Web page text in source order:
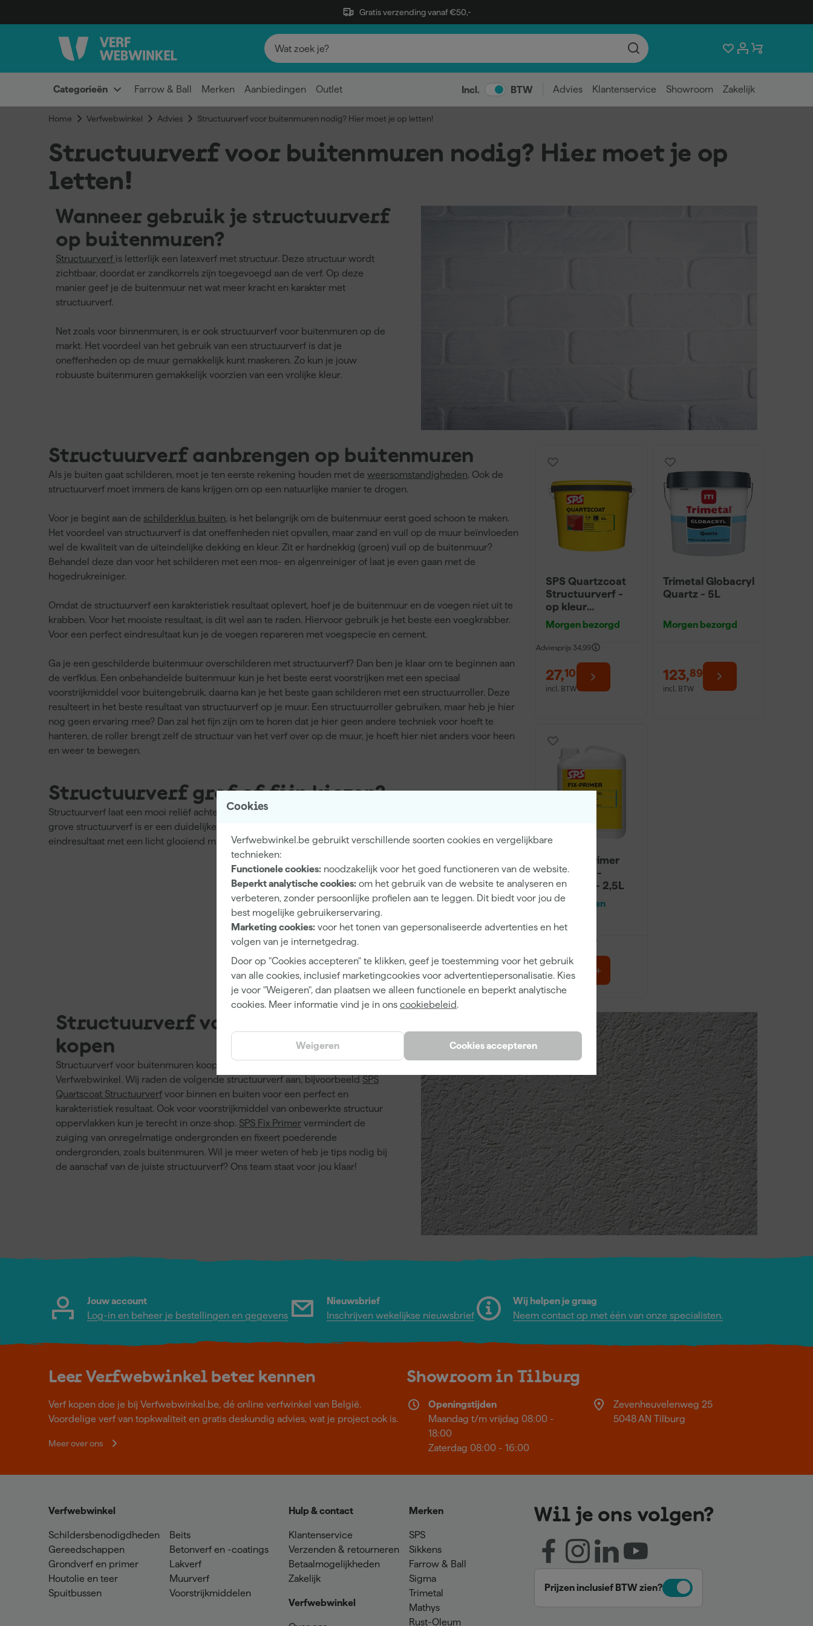
Gratis verzending vanaf €50,-
Categorieën Farrow & Ball Merken Aanbiedingen Outlet Incl. BTW Advies Klantenservice Showroom Zakelijk
Home Verfwebwinkel Advies Structuurverf voor buitenmuren nodig? Hier moet je op letten!
Cookies
Verfwebwinkel.be gebruikt verschillende soorten cookies en vergelijkbare
technieken:
Functionele cookies: noodzakelijk voor het goed functioneren van de website.
Beperkt analytische cookies: om het gebruik van de website te analyseren en
verbeteren, zonder persoonlijke profielen aan te leggen. Dit biedt voor jou de
best mogelijke gebruikerservaring.
Marketing cookies: voor het tonen van gepersonaliseerde advertenties en het
volgen van je internetgedrag.
Door op "Cookies accepteren" te klikken, geef je toestemming voor het gebruik
van alle cookies, inclusief marketingcookies voor advertentiepersonalisatie. Kies
je voor "Weigeren", dan plaatsen we alleen functionele en beperkt analytische
cookies. Meer informatie vind je in ons cookiebeleid.
Cookies accepteren
Weigeren
Structuurverf voor buitenmuren nodig? Hier moet je op
letten!
Wanneer gebruik je structuurverf
op buitenmuren?
Structuurverf is letterlijk een latexverf met structuur. Deze structuur wordt
zichtbaar, doordat er zandkorrels zijn toegevoegd aan de verf. Op deze
manier geef je de buitenmuur net wat meer kracht en karakter met
structuurverf.
Net zoals voor binnenmuren, is er ook structuurverf voor buitenmuren op de
markt. Het voordeel van het gebruik van een structuurverf is dat je
oneffenheden op de muur gemakkelijk kunt maskeren. Zo kun je jouw
robuuste buitenmuren gemakkelijk voorzien van een vrolijke kleur.
Structuurverf aanbrengen op buitenmuren
Als je buiten gaat schilderen, moet je ten eerste rekening houden met de weersomstandigheden. Ook de
structuurverf moet immers de kans krijgen om op een natuurlijke manier te drogen.
Voor je begint aan de schilderklus buiten, is het belangrijk om de buitenmuur eerst goed schoon te maken.
Het voordeel van structuurverf is dat oneffenheden niet opvallen, maar zand en vuil op de muur beïnvloeden
wel de kwaliteit van de uiteindelijke dekking en kleur. Zit er hardnekkig (groen) vuil op de buitenmuur?
Behandel deze dan voor het schilderen met een mos- en algenreiniger of laat je even gaan met de
hogedrukreiniger.
Omdat de structuurverf een karakteristiek resultaat oplevert, hoef je de buitenmuur en de voegen niet uit te
krabben. Voor het mooiste resultaat, is dit wel aan te raden. Hiervoor gebruik je het beste een voegkrabber.
Voor een perfect eindresultaat kun je de voegen repareren met voegspecie en cement.
Ga je een geschilderde buitenmuur overschilderen met structuurverf? Dan ben je klaar om te beginnen aan
de verfklus. Een onbehandelde buitenmuur kun je het beste eerst voorstrijken met een speciaal
voorstrijkmiddel voor buitengebruik, daarna kan je het beste gaan schilderen met een structuurroller. Deze
resulteert in het beste resultaat van structuurverf op je muur. Een structuurroller gebruiken, maar heb je hier
nog geen ervaring mee? Dan zal het fijn zijn om te horen dat je hier geen andere techniek voor hoeft te
hanteren, de roller brengt zelf de structuur van het verf over op de muur, je hoeft hier niet anders voor heen
en weer te bewegen.
Structuurverf grof of fijn kiezen?
Structuurverf laat een mooi reliëf achter op je buitenmuur, je kunt kiezen uit grove en fijne structuurverf. Bij
grove structuurverf is er een duidelijkere patroon zichtbaar dan bij de fijnere verven. Wil je een subtiel
eindresultaat met een licht glooiend muurlandschap dan is dit de juiste keuze.
SPS Quartzcoat
Structuurverf -
op kleur
gemengd - 4L
Morgen bezorgd
Adviesprijs 34,99
27,10
incl. BTW
Trimetal Globacryl
Quartz - 5L
Morgen bezorgd
123,89
incl. BTW
SPS Fix-Primer
Voorstrijk -
Kleurloos - 2,5L
Over 4 dagen
18,15
incl. BTW
Structuurverf voor buitenmuren
kopen
Structuurverf voor buitenmuren koop je eenvoudig en snel bij
Verfwebwinkel. Wij raden de volgende structuurverf aan, bijvoorbeeld SPS
Quartscoat Structuurverf voor binnen en buiten voor een perfect en
karakteristiek resultaat. Ook voor voorstrijkmiddel van onbewerkte structuur
oppervlakken kun je terecht in onze shop. SPS Fix Primer vermindert de
zuiging van onregelmatige ondergronden en fixeert poederende
ondergronden, zoals buitenmuren. Wil je meer weten of heb je tips nodig bij
de aanschaf van de juiste structuurverf? Ons team staat voor jou klaar!
Jouw account
Log-in en beheer je bestellingen en gegevens
Nieuwsbrief
Inschrijven wekelijkse nieuwsbrief
Wij helpen je graag
Neem contact op met één van onze specialisten.
Leer Verfwebwinkel beter kennen
Verf kopen doe je bij Verfwebwinkel.be, dé online verfwinkel van België.
Voordelige verf van topkwaliteit en gratis deskundig advies, wat je project ook is.
Meer over ons
Showroom in Tilburg
Openingstijden
Maandag t/m vrijdag 08:00 -
18:00
Zaterdag 08:00 - 16:00
Zevenheuvelenweg 25
5048 AN Tilburg
Verfwebwinkel
Schildersbenodigdheden
Gereedschappen
Grondverf en primer
Houtolie en teer
Spuitbussen
Beits
Betonverf en -coatings
Lakverf
Muurverf
Voorstrijkmiddelen
Hulp & contact
Klantenservice
Verzenden & retourneren
Betaalmogelijkheden
Zakelijk
Verfwebwinkel
Merken
SPS
Sikkens
Farrow & Ball
Sigma
Trimetal
Mathys
Rust-Oleum
Wil je ons volgen?
Prijzen inclusief BTW zien?